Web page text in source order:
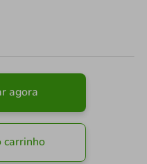
agora
carrinho